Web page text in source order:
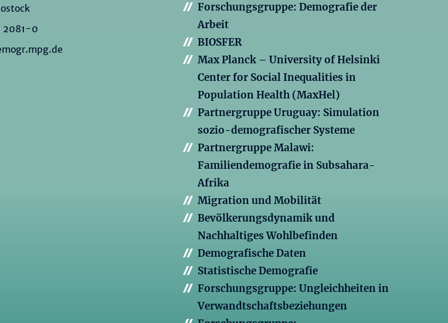
2081-0
Forschungsgruppe: Demografie der
Arbeit
BIOSFER
Max Planck – University of Helsinki
Center for Social Inequalities in
Population Health (MaxHel)
Partnergruppe Uruguay: Simulation
sozio-demografischer Systeme
Partnergruppe Malawi:
Familiendemografie in Subsahara-
Afrika
Migration und Mobilität
Bevölkerungsdynamik und
Nachhaltiges Wohlbefinden
Demografische Daten
Statistische Demografie
Forschungsgruppe: Ungleichheiten in
Verwandtschaftsbeziehungen